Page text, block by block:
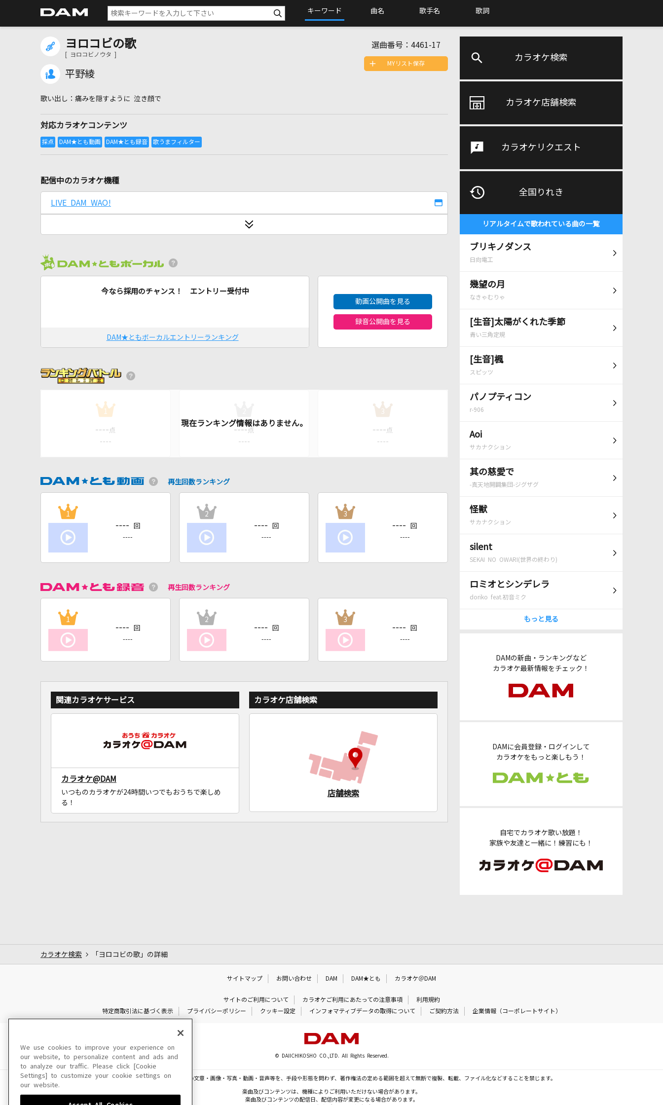
キーワード 曲名 歌手名 歌詞
カラオケ検索
カラオケ店舗検索
カラオケリクエスト
全国りれき
リアルタイムで歌われている曲の一覧
ブリキノダンス
日向電工
幾望の月
なきゃむりゃ
[生音]太陽がくれた季節
青い三角定規
[生音]楓
スピッツ
パノプティコン
r-906
Aoi
サカナクション
其の慈愛で
-真天地開闢集団-ジグザグ
怪獣
サカナクション
silent
SEKAI NO OWARI(世界の終わり)
ロミオとシンデレラ
doriko feat.初音ミク
もっと見る
DAMの新曲・ランキングなど
カラオケ最新情報をチェック！
DAMに会員登録・ログインして
カラオケをもっと楽しもう！
自宅でカラオケ歌い放題！
家族や友達と一緒に！練習にも！
ヨロコビの歌
[ ヨロコビノウタ ]
平野綾
選曲番号： 4461-17
痛みを隠すように 泣き顔で
対応カラオケコンテンツ
MYリスト保存
配信中のカラオケ機種
LIVE DAM WAO!
今なら採用のチャンス！ エントリー受付中
DAM★ともボーカルエントリーランキング
動画公開曲を見る
録音公開曲を見る
1
---- 点
----
---- 点
----
3
---- 点
----
再生回数ランキング
1
---- 回
----
2
---- 回
----
3
---- 回
----
再生回数ランキング
1
---- 回
----
2
---- 回
----
3
---- 回
----
関連カラオケサービス
カラオケ@DAM
いつものカラオケが24時間いつでもおうちで楽しめ
る！
カラオケ店舗検索
店舗検索
カラオケ検索 「ヨロコビの歌」の詳細
サイトマップ お問い合わせ DAM DAM★とも カラオケ＠DAM
サイトのご利用について カラオケご利用にあたっての注意事項
利用規約
特定商取引法に基づく表示
プライバシーポリシー クッキー設定 インフォマティブデータの取得について ご契約方法 企業情報（コーポレートサイト）
© DAIICHIKOSHO CO.,LTD. All Rights Reserved.
このサイトに掲載されている一切の文章・画像・写真・動画・音声等を、手段や形態を問わず、著作権法の定める範囲を超えて無断で複製、転載、ファイル化などすることを禁じます。
楽曲及びコンテンツは、機種によりご利用いただけない場合があります。
楽曲及びコンテンツの配信日、配信内容が変更になる場合があります。
We use cookies to improve your experience on
our website, to personalize content and ads and
to analyze our traffic. Please click [Cookie
Settings] to customize your cookie settings on
our website.